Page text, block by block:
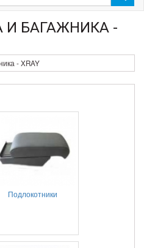
БАГАЖНИКА -
- XRAY
Подлокотники